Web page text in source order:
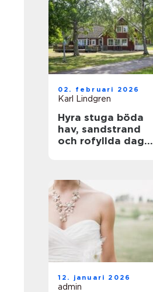
02. februari 2026
Karl Lindgren
Hyra stuga böda
hav, sandstrand
och rofyllda dagar
12. januari 2026
admin